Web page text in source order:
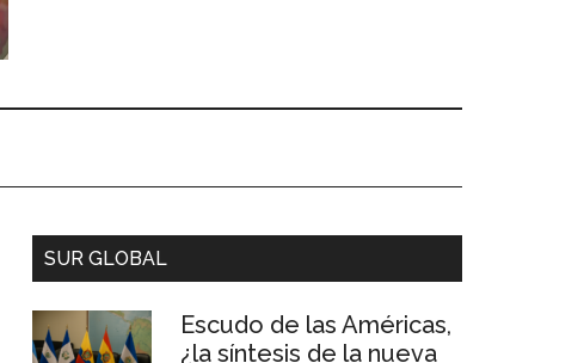
SUR GLOBAL
Escudo de las Américas,
¿la síntesis de la nueva